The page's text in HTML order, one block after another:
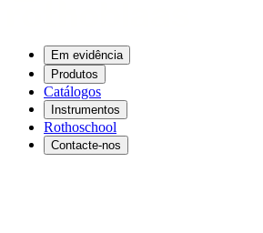
Em evidência
Produtos
Catálogos
Instrumentos
Rothoschool
Contacte-nos